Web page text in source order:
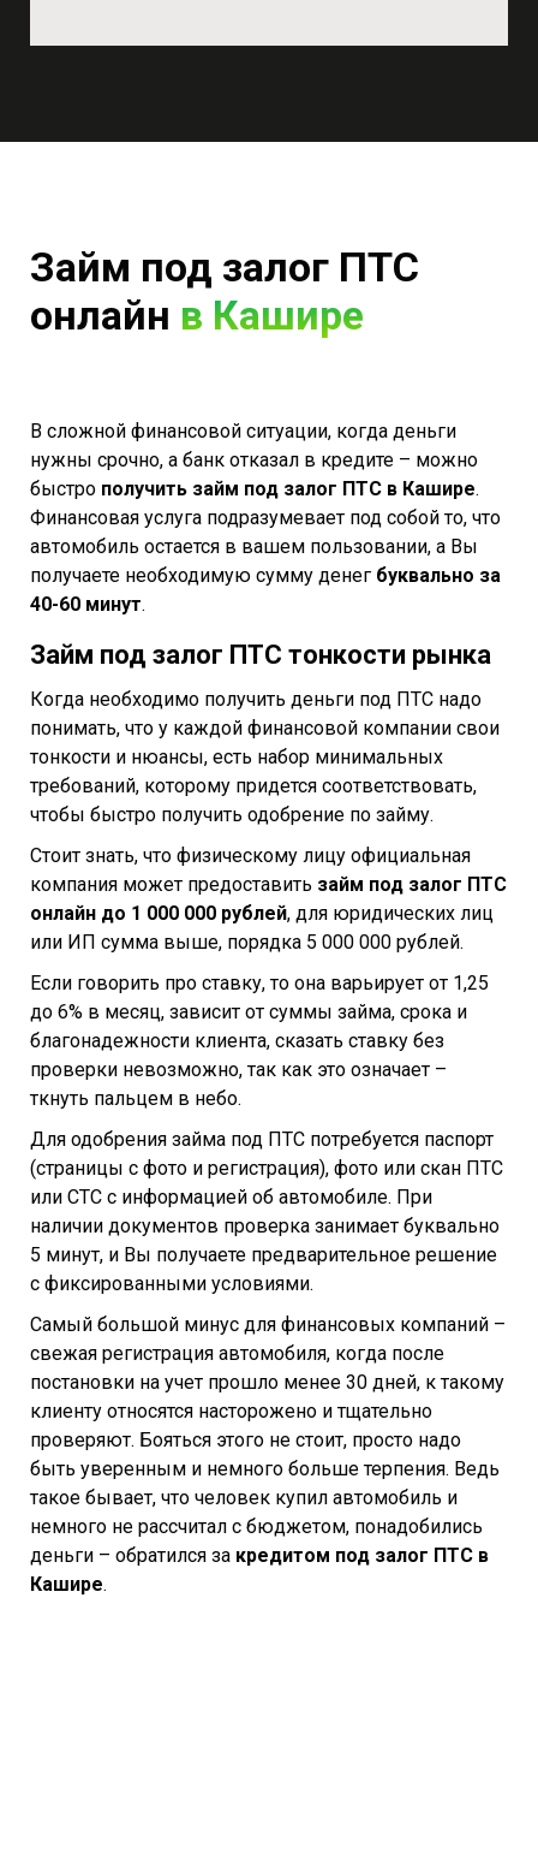
Займ под залог ПТС
онлайн в Кашире
В сложной финансовой ситуации, когда деньги
нужны срочно, а банк отказал в кредите – можно
быстро получить займ под залог ПТС в Кашире.
Финансовая услуга подразумевает под собой то, что
автомобиль остается в вашем пользовании, а Вы
получаете необходимую сумму денег буквально за
40-60 минут.
Займ под залог ПТС тонкости рынка
Когда необходимо получить деньги под ПТС надо
понимать, что у каждой финансовой компании свои
тонкости и нюансы, есть набор минимальных
требований, которому придется соответствовать,
чтобы быстро получить одобрение по займу.
Стоит знать, что физическому лицу официальная
компания может предоставить займ под залог ПТС
онлайн до 1 000 000 рублей, для юридических лиц
или ИП сумма выше, порядка 5 000 000 рублей.
Если говорить про ставку, то она варьирует от 1,25
до 6% в месяц, зависит от суммы займа, срока и
благонадежности клиента, сказать ставку без
проверки невозможно, так как это означает –
ткнуть пальцем в небо.
Для одобрения займа под ПТС потребуется паспорт
(страницы с фото и регистрация), фото или скан ПТС
или СТС с информацией об автомобиле. При
наличии документов проверка занимает буквально
5 минут, и Вы получаете предварительное решение
с фиксированными условиями.
Самый большой минус для финансовых компаний –
свежая регистрация автомобиля, когда после
постановки на учет прошло менее 30 дней, к такому
клиенту относятся насторожено и тщательно
проверяют. Бояться этого не стоит, просто надо
быть уверенным и немного больше терпения. Ведь
такое бывает, что человек купил автомобиль и
немного не рассчитал с бюджетом, понадобились
деньги – обратился за кредитом под залог ПТС в
Кашире.